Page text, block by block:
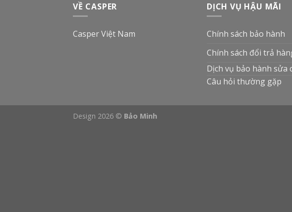
VỀ CASPER
Casper Việt Nam
DỊCH VỤ HẬU MÃI
Chính sách bảo hành
Chính sách đổi trả
Dịch vụ bảo hành sửa
Câu hỏi thường gặp
Design 2026 © Bảo Minh